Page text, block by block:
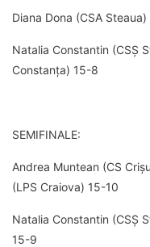
Diana Dona (CSA
Natalia Constantin (CSȘ
Constanța) 15-8
SEMIFINALE:
Andrea Muntean (CS
(LPS Craiova) 15-10
Natalia Constantin (CSȘ
15-9